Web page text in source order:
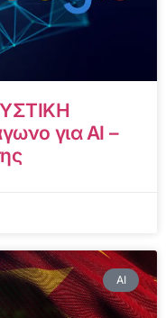
για AI –
AI